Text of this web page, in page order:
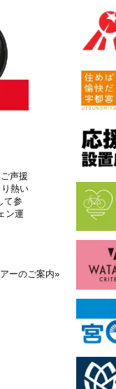
声援
熱い
て参
ン運
ーのご案内»